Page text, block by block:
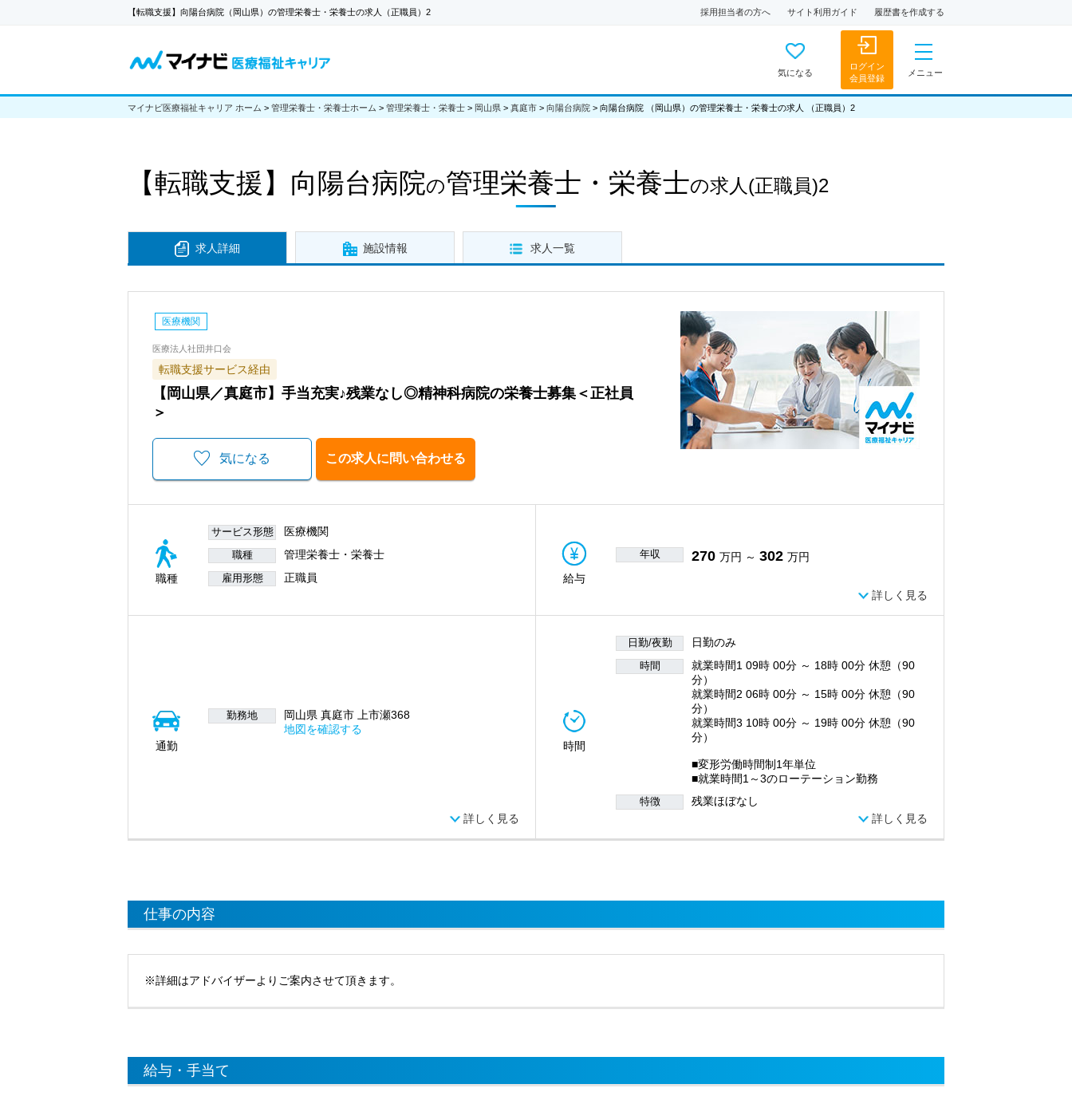
【転職支援】向陽台病院（岡山県）の管理栄養士・栄養士の求人（正職員）2 採用担当者の方へ サイト利用ガイド 履歴書を作成する
気になる
ログイン
会員登録
メニュー
マイナビ医療福祉キャリア ホーム > 管理栄養士・栄養士ホーム > 管理栄養士・栄養士 > 岡山県 > 真庭市 > 向陽台病院 > 向陽台病院 （岡山県）の管理栄養士・栄養士の求人 （正職員）2
【転職支援】 向陽台病院の管理栄養士・栄養士の求人 (正職員)2
求人詳細 施設情報 求人一覧
医療機関
医療法人社団井口会
転職支援サービス経由
【岡山県／真庭市】手当充実♪残業なし◎精神科病院の栄養士募集＜正社員
＞
気になる この求人に問い合わせる
職種
サービス形態 医療機関
職種 管理栄養士・栄養士
雇用形態 正職員 給与
年収 270 万円 ～ 302 万円
詳しく見る
通勤
勤務地
岡山県 真庭市 上市瀬368
地図を確認する
詳しく見る
時間
日勤/夜勤 日勤のみ
時間
就業時間1 09時 00分 ～ 18時 00分 休憩（90
分）
就業時間2 06時 00分 ～ 15時 00分 休憩（90
分）
就業時間3 10時 00分 ～ 19時 00分 休憩（90
分）
■変形労働時間制1年単位
■就業時間1～3のローテーション勤務
特徴 残業ほぼなし
詳しく見る
仕事の内容
※詳細はアドバイザーよりご案内させて頂きます。
給与・手当て